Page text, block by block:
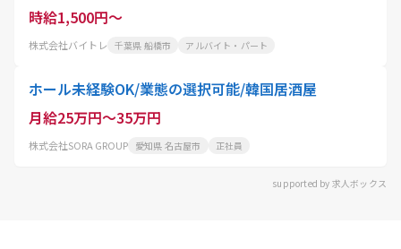
時給1,500円～
株式会社バイトレ 千葉県 船橋市 アルバイト・パート
ホール未経験OK/業態の選択可能/韓国居酒屋
月給25万円～35万円
株式会社SORA GROUP 愛知県 名古屋市 正社員
supported by 求人ボックス